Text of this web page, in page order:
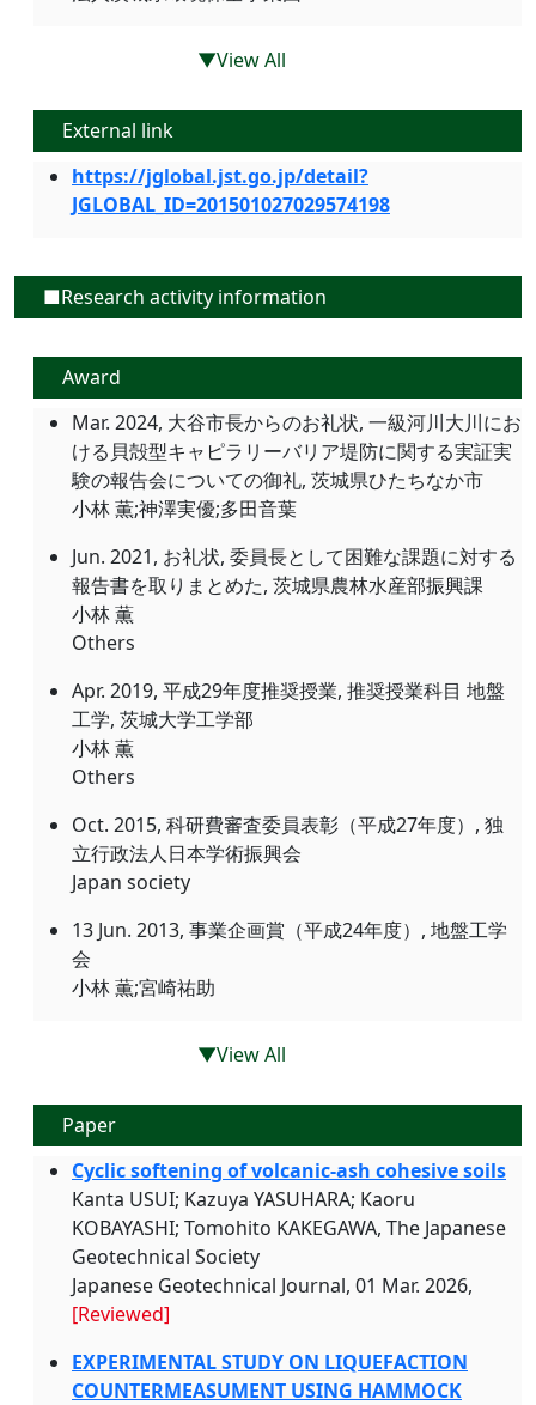
▼View All
External link
https://jglobal.jst.go.jp/detail?
JGLOBAL_ID=201501027029574198
■Research activity information
Award
Mar. 2024, 大谷市長からのお礼状, 一級河川大川にお
ける貝殻型キャピラリーバリア堤防に関する実証実
験の報告会についての御礼, 茨城県ひたちなか市
小林 薫;神澤実優;多田音葉
Jun. 2021, お礼状, 委員長として困難な課題に対する
報告書を取りまとめた, 茨城県農林水産部振興課
小林 薫
Others
Apr. 2019, 平成29年度推奨授業, 推奨授業科目 地盤
工学, 茨城大学工学部
小林 薫
Others
Oct. 2015, 科研費審査委員表彰（平成27年度）, 独
立行政法人日本学術振興会
Japan society
13 Jun. 2013, 事業企画賞（平成24年度）, 地盤工学
会
小林 薫;宮崎祐助
▼View All
Paper
Cyclic softening of volcanic-ash cohesive soils
Kanta USUI; Kazuya YASUHARA; Kaoru
KOBAYASHI; Tomohito KAKEGAWA, The Japanese
Geotechnical Society
Japanese Geotechnical Journal, 01 Mar. 2026,
[Reviewed]
EXPERIMENTAL STUDY ON LIQUEFACTION
COUNTERMEASUMENT USING HAMMOCK